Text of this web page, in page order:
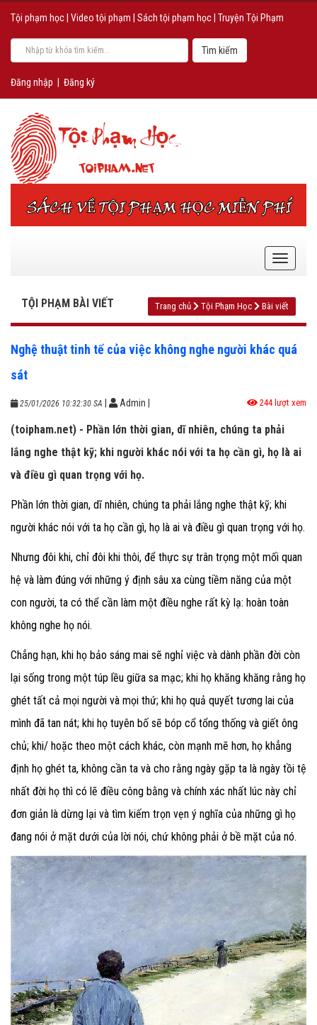
Tội phạm học Video tội phạm Sách tội phạm học Truyện Tội Phạm
Đăng nhập Đăng ký
TỘI PHẠM BÀI VIẾT Trang chủ Tội Phạm Học Bài viết
Nghệ thuật tinh tế của việc không nghe người khác quá
sát
25/01/2026 10:32:30 SA Admin 244 lượt xem
(toipham.net) - Phần lớn thời gian, dĩ nhiên, chúng ta phải
lắng nghe thật kỹ; khi người khác nói với ta họ cần gì, họ là ai
và điều gì quan trọng với họ.
Phần lớn thời gian, dĩ nhiên, chúng ta phải lắng nghe thật kỹ; khi
người khác nói với ta họ cần gì, họ là ai và điều gì quan trọng với họ.
Nhưng đôi khi, chỉ đôi khi thôi, để thực sự trân trọng một mối quan
hệ và làm đúng với những ý định sâu xa cùng tiềm năng của một
con người, ta có thể cần làm một điều nghe rất kỳ lạ: hoàn toàn
không nghe họ nói.
Chẳng hạn, khi họ bảo sáng mai sẽ nghỉ việc và dành phần đời còn
lại sống trong một túp lều giữa sa mạc; khi họ khăng khăng rằng họ
ghét tất cả mọi người và mọi thứ; khi họ quả quyết tương lai của
mình đã tan nát; khi họ tuyên bố sẽ bóp cổ tổng thống và giết ông
chủ; khi/ hoặc theo một cách khác, còn mạnh mẽ hơn, họ khẳng
định họ ghét ta, không cần ta và cho rằng ngày gặp ta là ngày tồi tệ
nhất đời họ thì có lẽ điều công bằng và chính xác nhất lúc này chỉ
đơn giản là dừng lại và tìm kiếm trọn vẹn ý nghĩa của những gì họ
đang nói ở mặt dưới của lời nói, chứ không phải ở bề mặt của nó.